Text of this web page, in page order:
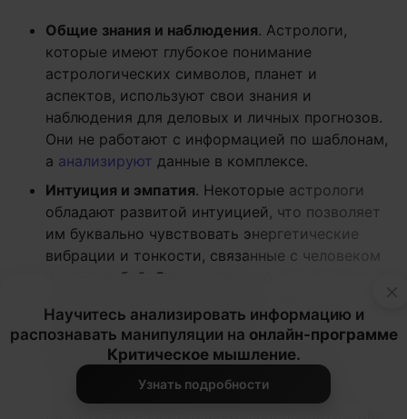
Общие знания и наблюдения. Астрологи,
которые имеют глубокое понимание
астрологических символов, планет и
аспектов, используют свои знания и
наблюдения для деловых и личных прогнозов.
Они не работают с информацией по шаблонам,
а анализируют данные в комплексе.
Интуиция и эмпатия. Некоторые астрологи
обладают развитой интуицией, что позволяет
им буквально чувствовать энергетические
вибрации и тонкости, связанные с человеком
и его судьбой. Сюда же можно отнести
клиентом, навыки профайлинга.
Развитые интеллект, логика, аналитика
по себе гороскопы, возможно, показывают
тенденции, но у успешных астрологов часто
×
Научитесь анализировать информацию и
распознавать манипуляции на онлайн-программе
Критическое мышление.
Узнать подробности